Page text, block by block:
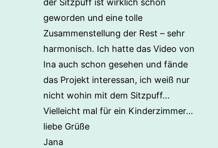
der Sitzpuff ist wirklich schön
geworden und eine tolle
Zusammenstellung der Rest – sehr
harmonisch. Ich hatte das Video von
Ina auch schon gesehen und fände
das Projekt interessan, ich weiß nur
nicht wohin mit dem Sitzpuff…
Vielleicht mal für ein Kinderzimmer…
liebe Grüße
Jana